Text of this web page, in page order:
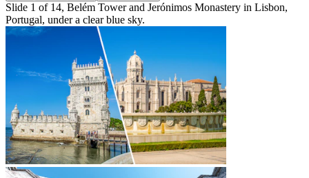
Slide 1 of 14, Belém Tower and Jerónimos Monastery in Lisbon,
Portugal, under a clear blue sky.